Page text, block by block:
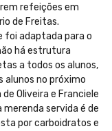
refeições em
de Freitas.
foi adaptada para o
há estrutura
a todos os alunos,
alunos no próximo
Oliveira e Franciele
merenda servida é de
por carboidratos e